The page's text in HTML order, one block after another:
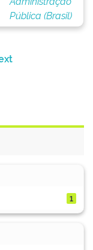
Pública (Brasil)
1